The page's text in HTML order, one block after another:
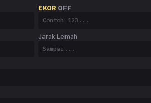
EKOR OFF
Jarak Lemah